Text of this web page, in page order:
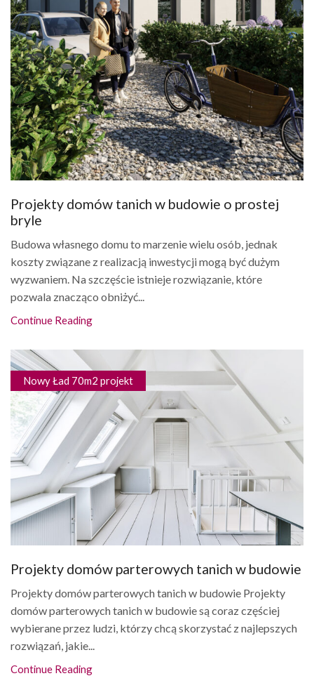
Projekty domów tanich w budowie o prostej
bryle
Budowa własnego domu to marzenie wielu osób, jednak
koszty związane z realizacją inwestycji mogą być dużym
wyzwaniem. Na szczęście istnieje rozwiązanie, które
pozwala znacząco obniżyć...
Continue Reading
Nowy Ład 70m2 projekt
Projekty domów parterowych tanich w budowie
Projekty domów parterowych tanich w budowie Projekty
domów parterowych tanich w budowie są coraz częściej
wybierane przez ludzi, którzy chcą skorzystać z najlepszych
rozwiązań, jakie...
Continue Reading